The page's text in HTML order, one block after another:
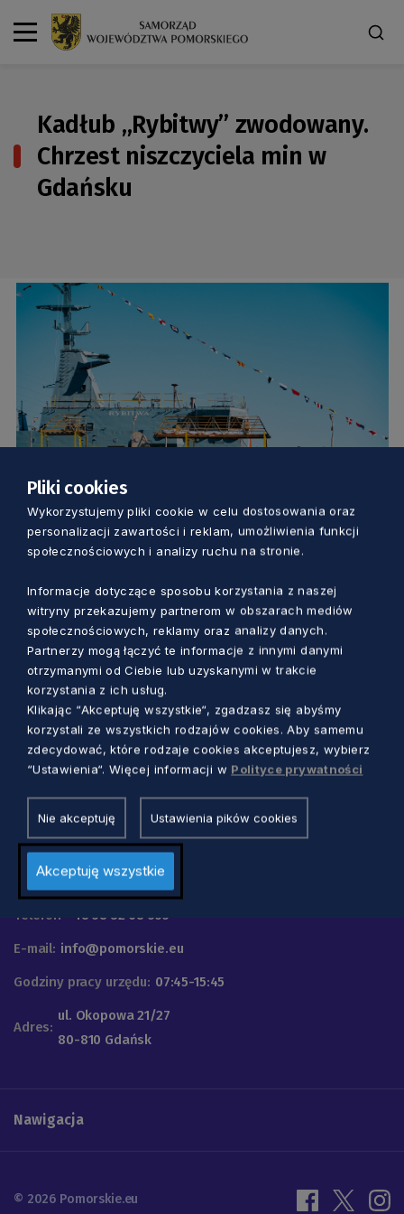
Kadłub „Rybitwy” zwodowany.
Chrzest niszczyciela min w
Gdańsku
GOSPODARKA
Kadłub „Rybitwy” zwodowany. Chrzest
Piotr Pałkowski 1 rok temu
Urząd Marszałkowski
Województwa Pomorskiego
Telefon +48 58 32 68 555
E-mail: info@pomorskie.eu
Godziny pracy urzędu: 07:45-15:45
Adres:
ul. Okopowa 21/27
80-810 Gdańsk
Nawigacja
© 2026 Pomorskie.eu
Pliki cookies
Wykorzystujemy pliki cookie w celu dostosowania oraz
personalizacji zawartości i reklam, umożliwienia funkcji
społecznościowych i analizy ruchu na stronie.
Informacje dotyczące sposobu korzystania z naszej
witryny przekazujemy partnerom w obszarach mediów
społecznościowych, reklamy oraz analizy danych.
Partnerzy mogą łączyć te informacje z innymi danymi
otrzymanymi od Ciebie lub uzyskanymi w trakcie
korzystania z ich usług.
Klikając “Akceptuję wszystkie“, zgadzasz się abyśmy
korzystali ze wszystkich rodzajów cookies. Aby samemu
zdecydować, które rodzaje cookies akceptujesz, wybierz
“Ustawienia“. Więcej informacji w Polityce prywatności
Nie akceptuję Ustawienia pików cookies
Akceptuję wszystkie